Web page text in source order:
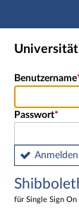
Benutzername
Passwort
Anmelden
für Single Sign